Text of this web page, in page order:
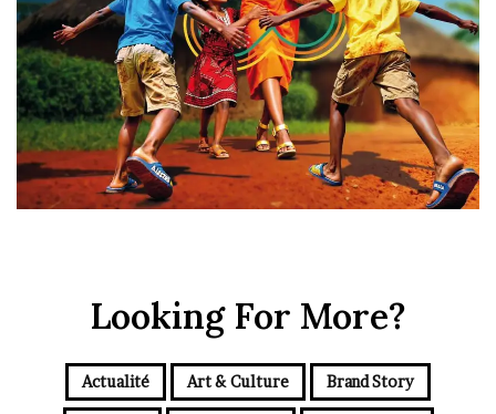
Looking For More?
Actualité Art & Culture Brand Story